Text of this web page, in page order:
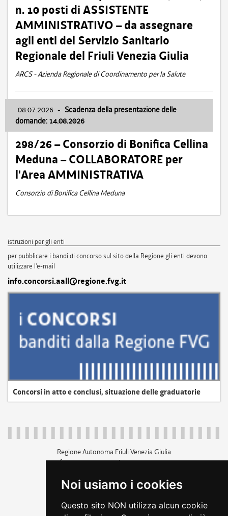
Noi usiamo i cookies
Questo sito NON utilizza alcun cookie
n. 10 posti di ASSISTENTE
AMMINISTRATIVO – da assegnare
agli enti del Servizio Sanitario
Regionale del Friuli Venezia Giulia
ARCS - Azienda Regionale di Coordinamento per la Salute
08.07.2026 - Scadenza della presentazione delle
domande: 14.08.2026
298/26 – Consorzio di Bonifica Cellina
Meduna – COLLABORATORE per
l'Area AMMINISTRATIVA
Consorzio di Bonifica Cellina Meduna
istruzioni per gli enti
per pubblicare i bandi di concorso sul sito della Regione gli enti devono
utilizzare l'e-mail
info.concorsi.aall@regione.fvg.it
Concorsi in atto e conclusi, situazione delle graduatorie
Regione Autonoma Friuli Venezia Giulia
c.f. 80014930327; p.iva 00526040324
+39 040 3771111